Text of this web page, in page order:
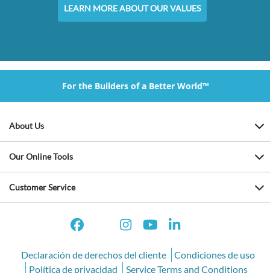
LEARN MORE ABOUT OUR VALUES
For the Builders of a Better World™
About Us
Our Online Tools
Customer Service
Declaración de derechos del cliente
Condiciones de uso
Política de privacidad
Service Terms and Conditions